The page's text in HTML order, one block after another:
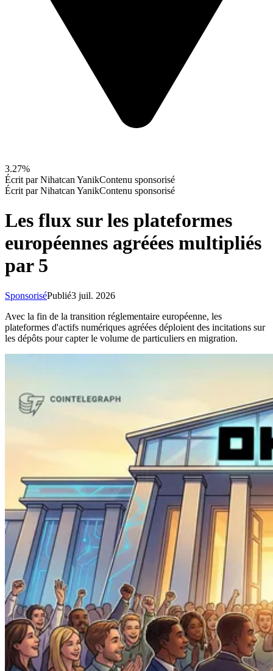
3.27%
Écrit parNihatcan YanikContenu sponsorisé
Écrit parNihatcan YanikContenu sponsorisé
Les flux sur les plateformes
européennes agréées multipliés
par 5
SponsoriséPublié3 juil. 2026
Avec la fin de la transition réglementaire européenne, les
plateformes d'actifs numériques agréées déploient des incitations sur
les dépôts pour capter le volume de particuliers en migration.